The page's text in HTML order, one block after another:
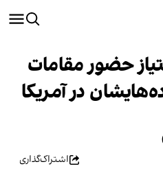
حضور مقامات
در آمریکا
اشتراک‌گذاری